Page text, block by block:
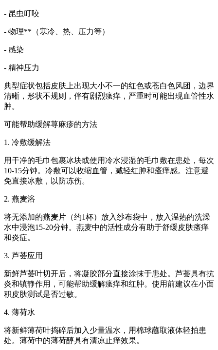
- 昆虫叮咬
- 物理**（寒冷、热、压力等）
- 感染
- 精神压力
典型症状包括皮肤上出现大小不一的红色或苍白色风团，边界
清晰，形状不规则，伴有剧烈瘙痒，严重时可能出现血管性水
肿。
可能帮助缓解荨麻疹的方法
1. 冷敷缓解法
用干净的毛巾包裹冰块或使用冷水浸湿的毛巾敷在患处，每次
10-15分钟。冷敷可以收缩血管，减轻红肿和瘙痒感。注意避
免直接冰敷，以防冻伤。
2. 燕麦浴
将无添加的燕麦片（约1杯）放入纱布袋中，放入温热的洗澡
水中浸泡15-20分钟。燕麦中的活性成分有助于舒缓皮肤瘙痒
和炎症。
3. 芦荟应用
新鲜芦荟叶切开后，将凝胶部分直接涂抹于患处。芦荟具有抗
炎和镇静作用，可能帮助缓解瘙痒和红肿。使用前建议在小面
积皮肤测试是否过敏。
4. 薄荷水
将新鲜薄荷叶捣碎后加入少量温水，用棉球蘸取液体轻拍患
处。薄荷中的薄荷醇具有清凉止痒效果。